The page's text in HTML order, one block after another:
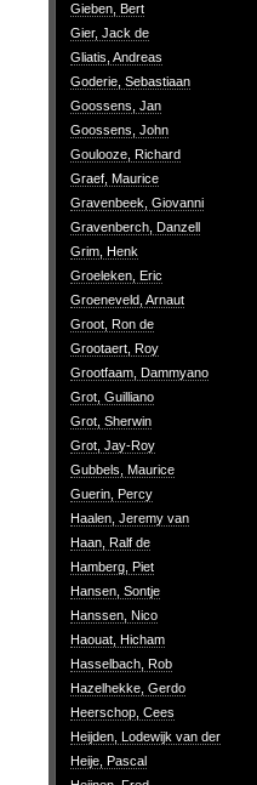
Gieben, Bert
Gier, Jack de
Gliatis, Andreas
Goderie, Sebastiaan
Goossens, Jan
Goossens, John
Goulooze, Richard
Graef, Maurice
Gravenbeek, Giovanni
Gravenberch, Danzell
Grim, Henk
Groeleken, Eric
Groeneveld, Arnaut
Groot, Ron de
Grootaert, Roy
Grootfaam, Dammyano
Grot, Guilliano
Grot, Sherwin
Grot, Jay-Roy
Gubbels, Maurice
Guerin, Percy
Haalen, Jeremy van
Haan, Ralf de
Hamberg, Piet
Hansen, Sontje
Hanssen, Nico
Haouat, Hicham
Hasselbach, Rob
Hazelhekke, Gerdo
Heerschop, Cees
Heijden, Lodewijk van der
Heije, Pascal